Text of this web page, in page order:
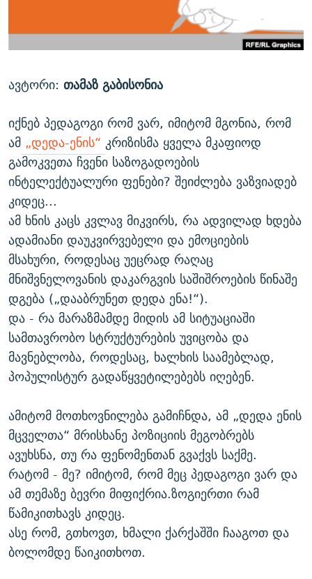
ᲨᲘᲜ - ᲣᲪᲮᲝᲔᲗᲨᲘ
ᲐᲛᲔᲠᲘᲙᲣᲚᲘ ᲛᲝᲗᲮᲠᲝᲑᲐ
ᲘᲛᲞᲔᲠᲘᲐ ᲓᲐ ᲠᲐᲓᲘᲝ
ᲩᲔᲛᲘ ᲡᲘᲙᲕᲓᲘᲚᲘᲡ ᲛᲘᲖᲔᲖᲘᲐ COVID-19
11 ᲬᲔᲚᲘ - 11 ᲐᲛᲑᲐᲕᲘ
ᲑᲐᲕᲨᲕᲔᲑᲘ ᲞᲠᲝᲡᲢᲘᲢᲣᲪᲘᲐᲨᲘ - ᲐᲛᲝᲣᲗᲥᲛᲔᲚᲘ ᲐᲛᲑᲐᲕᲘ
5 ᲐᲛᲑᲐᲕᲘ - 20 ᲘᲕᲜᲘᲡᲡ ᲓᲐᲨᲐᲕᲔᲑᲣᲚᲔᲑᲘ
ᲐᲒᲕᲘᲡᲢᲝᲡ ᲝᲛᲘ
ПРИВЕТ ᲙᲣᲚᲢᲣᲠᲐ
ავტორი: თამაზ გაბისონია
იქნებ პედაგოგი რომ ვარ, იმიტომ მგონია, რომ
ამ „დედა-ენის“ კრიზისმა ყველა მკაფიოდ
გამოკვეთა ჩვენი საზოგადოების
ინტელექტუალური ფენები? შეიძლება ვაზვიადებ
კიდეც...
ამ ხნის კაცს კვლავ მიკვირს, რა ადვილად ხდება
ადამიანი დაუკვირვებელი და ემოციების
მსახური, როდესაც უეცრად რაღაც
მნიშვნელოვანის დაკარგვის საშიშროების წინაშე
დგება („დააბრუნეთ დედა ენა!“).
და - რა მარაზმამდე მიდის ამ სიტუაციაში
სამთავრობო სტრუქტურების უვიცობა და
მავნებლობა, როდესაც, ხალხის საამებლად,
პოპულისტურ გადაწყვეტილებებს იღებენ.
ამიტომ მოთხოვნილება გამიჩნდა, ამ „დედა ენის
მცველთა“ მრისხანე პოზიციის მეგობრებს
ავუხსნა, თუ რა ფენომენთან გვაქვს საქმე.
რატომ - მე? იმიტომ, რომ მეც პედაგოგი ვარ და
ამ თემაზე ბევრი მიფიქრია.ზოგიერთი რამ
წამიკითხავს კიდეც.
ასე რომ, გთხოვთ, ხმალი ქარქაშში ჩააგოთ და
ბოლომდე წაიკითხოთ.